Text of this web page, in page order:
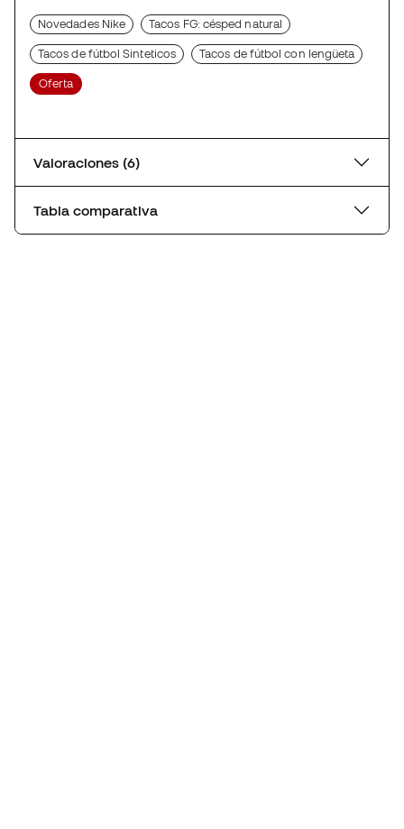
Novedades Nike Tacos FG: césped natural
Tacos de fútbol Sinteticos Tacos de fútbol con lengüeta
Oferta
Valoraciones (6)
Tabla comparativa